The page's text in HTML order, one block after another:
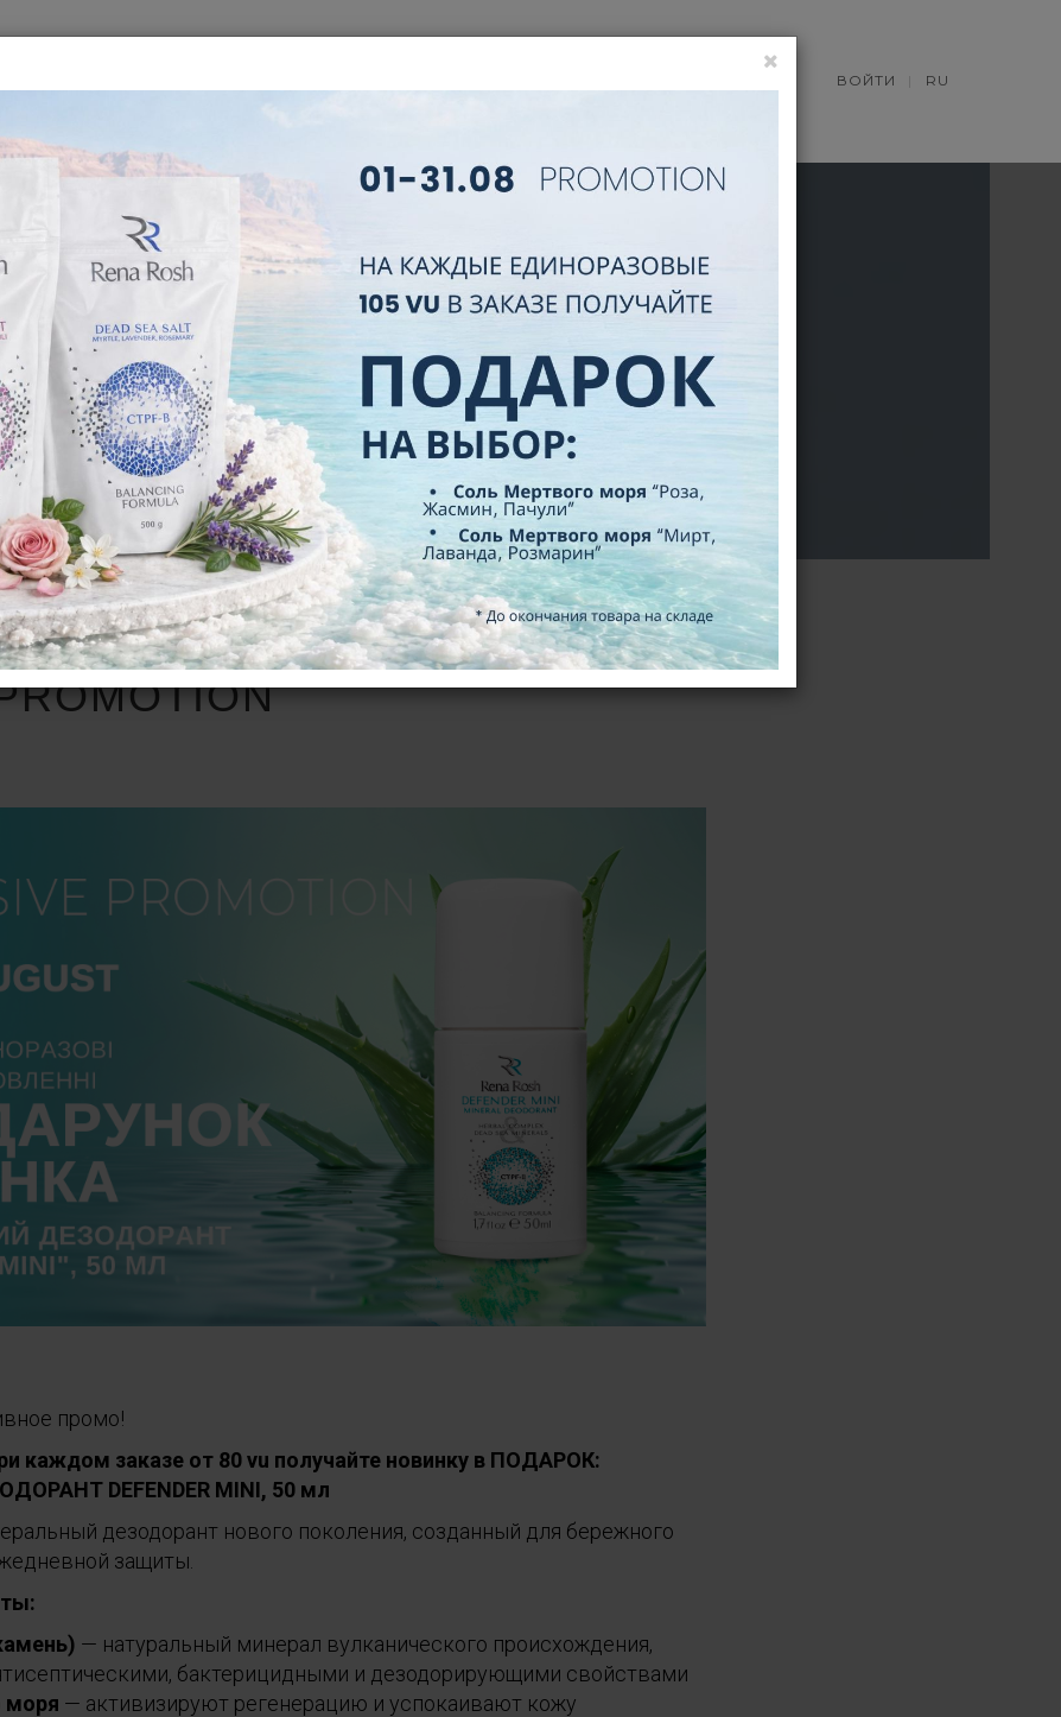
ВОЙТИ RU
AUGUST PROMOTION
ГЛАВНАЯ НОВОСТИ AUGUST PROMOTION
промо!
каждом заказе от 80 vu получайте новинку в ПОДАРОК:
DEFENDER MINI, 50 мл
дезодорант нового поколения, созданный для бережного
защиты.
— натуральный минерал вулканического происхождения,
бактерицидными и дезодорирующими свойствами
моря — активизируют регенерацию и успокаивают кожу